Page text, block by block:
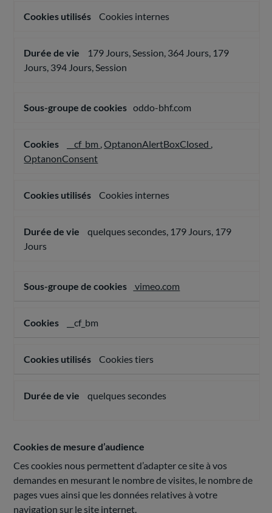
Cookies internes
179 Jours, Session, 364 Jours, 179
Jours, 394 Jours, Session
oddo-bhf.com
__cf_bm ,OptanonAlertBoxClosed
OptanonConsent
Cookies internes
quelques secondes, 179 Jours, 179
Jours
vimeo.com
__cf_bm
Cookies tiers
quelques secondes
Cookies de mesure d’audience
Ces cookies nous permettent d’adapter ce site à vos
demandes en mesurant le nombre de visites, le nombre de
pages vues ainsi que les données relatives à votre
navigation sur le site internet.